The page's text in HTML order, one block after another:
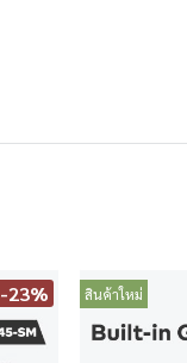
-23% สินค้าใหม่